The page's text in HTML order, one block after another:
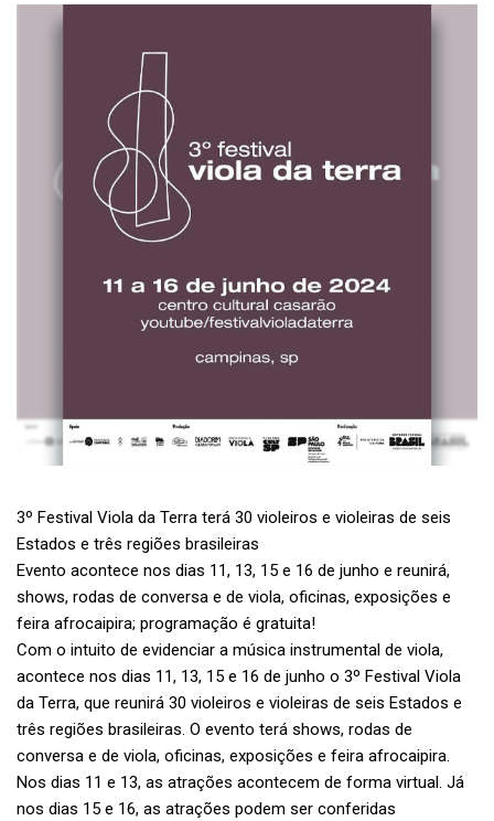
3º Festival Viola da Terra terá 30 violeiros e violeiras de seis
Estados e três regiões brasileiras
Evento acontece nos dias 11, 13, 15 e 16 de junho e reunirá,
shows, rodas de conversa e de viola, oficinas, exposições e
feira afrocaipira; programação é gratuita!
Com o intuito de evidenciar a música instrumental de viola,
acontece nos dias 11, 13, 15 e 16 de junho o 3º Festival Viola
da Terra, que reunirá 30 violeiros e violeiras de seis Estados e
três regiões brasileiras. O evento terá shows, rodas de
conversa e de viola, oficinas, exposições e feira afrocaipira.
Nos dias 11 e 13, as atrações acontecem de forma virtual. Já
nos dias 15 e 16, as atrações podem ser conferidas